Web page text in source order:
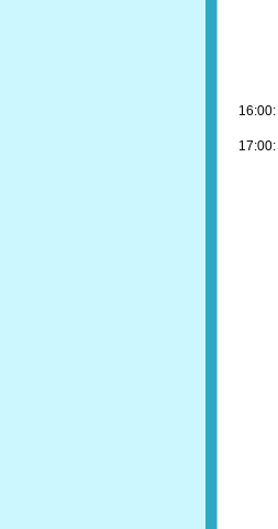
16:00:
17:00: